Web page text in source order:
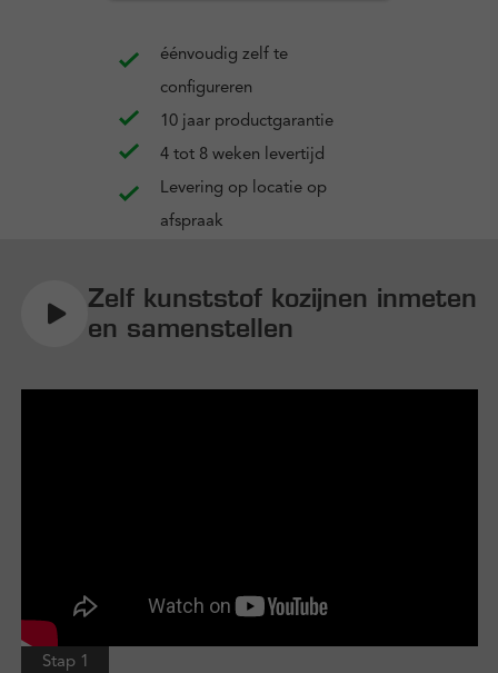
éénvoudig zelf te
configureren
10 jaar productgarantie
4 tot 8 weken levertijd
Levering op locatie op
afspraak
Zelf kunststof kozijnen inmeten
en samenstellen
Stap 1